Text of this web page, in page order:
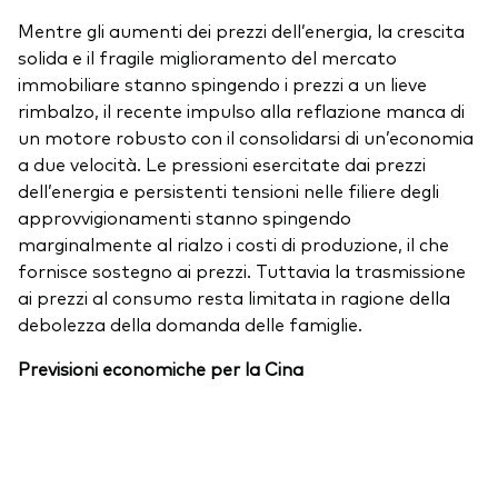
Mentre gli aumenti dei prezzi dell’energia, la crescita
solida e il fragile miglioramento del mercato
immobiliare stanno spingendo i prezzi a un lieve
rimbalzo, il recente impulso alla reflazione manca di
un motore robusto con il consolidarsi di un’economia
a due velocità. Le pressioni esercitate dai prezzi
dell’energia e persistenti tensioni nelle filiere degli
approvvigionamenti stanno spingendo
marginalmente al rialzo i costi di produzione, il che
fornisce sostegno ai prezzi. Tuttavia la trasmissione
ai prezzi al consumo resta limitata in ragione della
debolezza della domanda delle famiglie.
Previsioni economiche per la Cina